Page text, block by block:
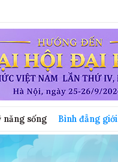
sống Bình đẳng giới